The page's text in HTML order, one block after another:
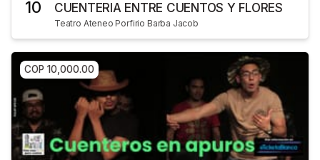
10
CUENTERIA ENTRE CUENTOS Y FLORES
Teatro Ateneo Porfirio Barba Jacob
COP 10,000.00